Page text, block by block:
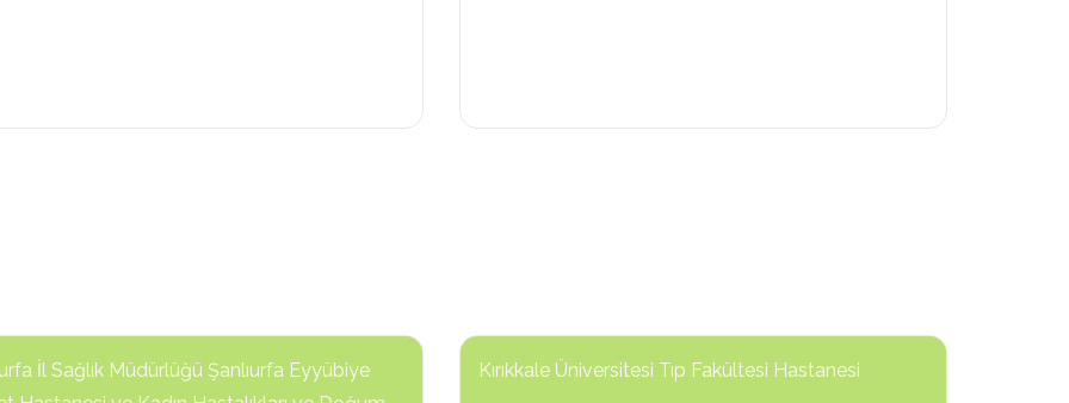
İl Sağlık Müdürlüğü Şanlıurfa Eyyübiye
Kırıkkale Üniversitesi Tıp Fakültesi Hastanesi